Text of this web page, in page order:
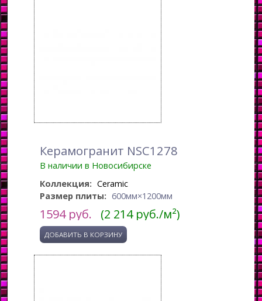
Керамогранит NSC1278
В наличии в Новосибирске
Коллекция: Ceramic
Размер плиты: 600мм×1200мм
1594руб. (2 214 руб./м²)